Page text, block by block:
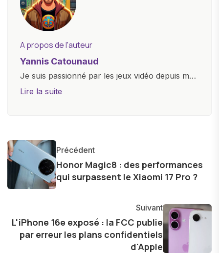
A propos de l'auteur
Yannis Catounaud
Je suis passionné par les jeux vidéo depuis mon
plus jeune âge. Mon amour pour l'univers
et bien d'autres gadgets technologiques. Armé
d'une curiosité insatiable, j'aime dévoiler les
dernières tendances et innovations, partageant
avec enthousiasme mes découvertes avec la
l'exploration constante des frontières de la
technologie me permet de présenter aux
lecteurs un aperçu captivant de ce que le futur
Lire la suite
Précédent
Honor Magic8 : des performances
qui surpassent le Xiaomi 17 Pro ?
Suivant
L'iPhone 16e exposé : la FCC publie
par erreur les plans confidentiels
d'Apple